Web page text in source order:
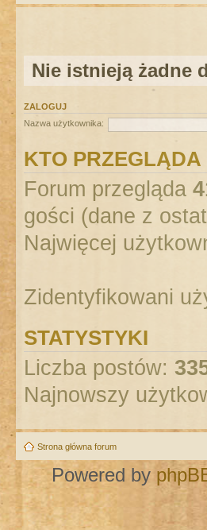
Nie istnieją żadne
ZALOGUJ
Nazwa użytkownika:
KTO PRZEGLĄDA
Forum przegląda
gości (dane z
Najwięcej
Zidentyfikowani
STATYSTYKI
Liczba postów:
Najnowszy
Strona główna forum
Powered by